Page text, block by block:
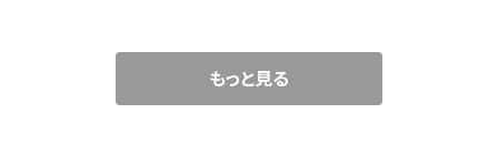
もっと見る